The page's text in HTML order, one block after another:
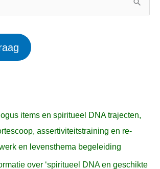
items en spiritueel DNA trajecten,
assertiviteitstraining en re-
en levensthema begeleiding
over ‘spiritueel DNA en geschikte